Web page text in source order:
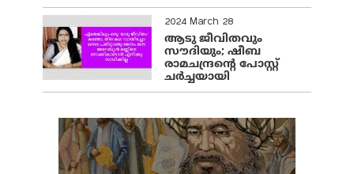
2024 March 28
ആടു ജീവിതവും
സൗദിയും; ഷീബ
രാമചന്ദ്രന്റെ പോസ്റ്റ്
ചര്‍ച്ചയായി